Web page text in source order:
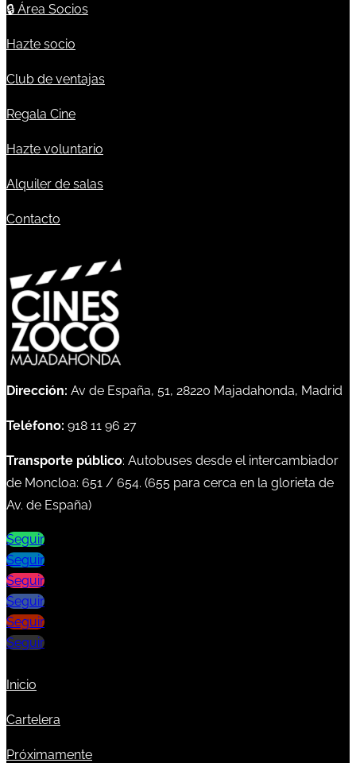
🔒 Área Socios
Hazte socio
Club de ventajas
Regala Cine
Hazte voluntario
Alquiler de salas
Contacto
Dirección: Av de España, 51, 28220 Majadahonda, Madrid
Teléfono: 918 11 96 27
Transporte público: Autobuses desde el intercambiador
de Moncloa: 651 / 654. (655 para cerca en la glorieta de
Av. de España)
Seguir
Seguir
Seguir
Seguir
Seguir
Seguir
Inicio
Cartelera
Próximamente